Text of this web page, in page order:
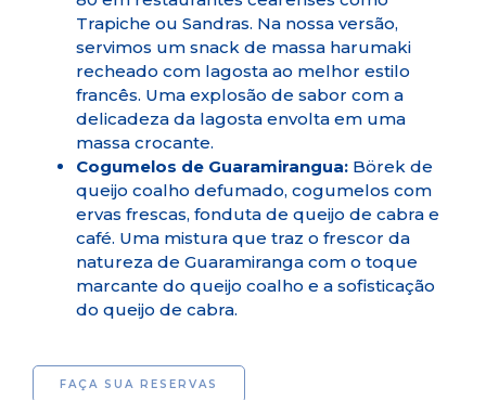
Trapiche ou Sandras. Na nossa versão,
servimos um snack de massa harumaki
recheado com lagosta ao melhor estilo
francês. Uma explosão de sabor com a
delicadeza da lagosta envolta em uma
massa crocante.
Cogumelos de Guaramirangua: Börek de
queijo coalho defumado, cogumelos com
ervas frescas, fonduta de queijo de cabra e
café. Uma mistura que traz o frescor da
natureza de Guaramiranga com o toque
marcante do queijo coalho e a sofisticação
do queijo de cabra.
FAÇA SUA RESERVAS